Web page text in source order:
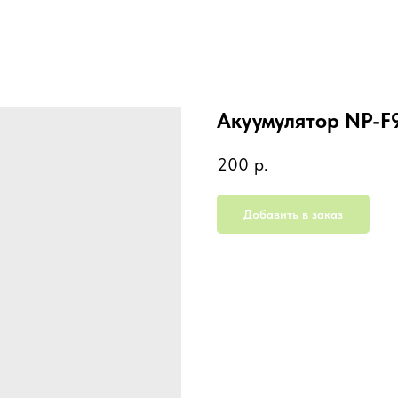
Акуумулятор NP-
200 р.
Добавить в заказ